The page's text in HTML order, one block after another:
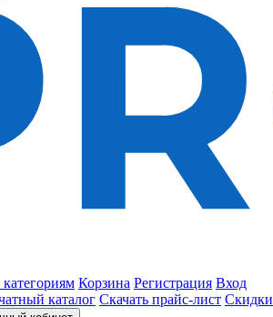
Корзина Регистрация Вход
каталог Скачать прайс-лист Скидки